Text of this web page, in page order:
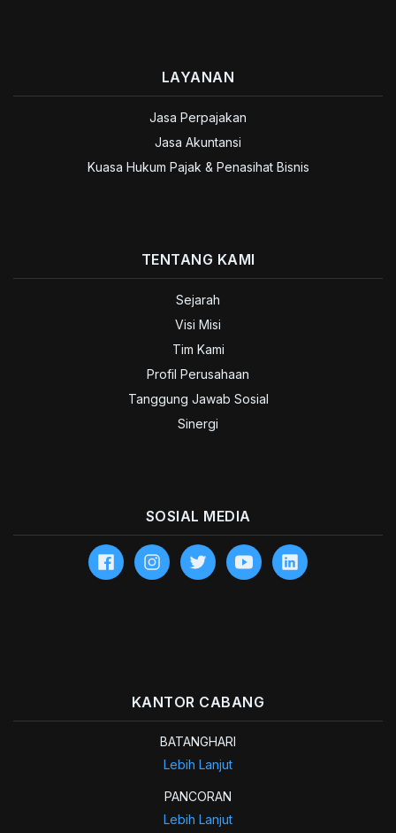
LAYANAN
Jasa Perpajakan
Jasa Akuntansi
Kuasa Hukum Pajak & Penasihat Bisnis
TENTANG KAMI
Sejarah
Visi Misi
Tim Kami
Profil Perusahaan
Tanggung Jawab Sosial
Sinergi
SOSIAL MEDIA
KANTOR CABANG
BATANGHARI
Lebih Lanjut
PANCORAN
Lebih Lanjut